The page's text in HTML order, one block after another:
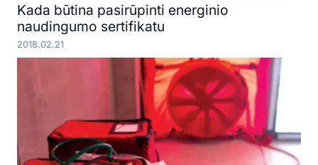
Kada būtina pasirūpinti energinio
naudingumo sertifikatu
2018.02.21